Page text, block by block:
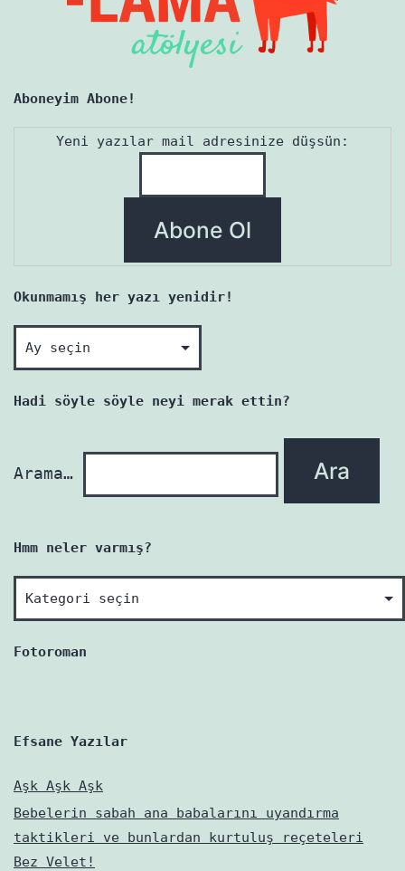
Aboneyim Abone!
Yeni yazılar mail adresinize düşsün:
Okunmamış her yazı yenidir!
Okunmamış
her
yazı
Hadi söyle söyle neyi merak ettin?
Arama…
Hmm neler varmış?
Hmm
neler
varmış?
Fotoroman
Efsane Yazılar
Aşk Aşk Aşk
Bebelerin sabah ana babalarını uyandırma
taktikleri ve bunlardan kurtuluş reçeteleri
Bez Velet!